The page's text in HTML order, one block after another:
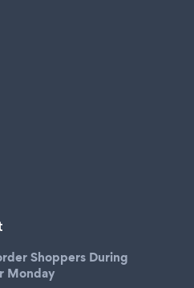
Shoppers During
Monday